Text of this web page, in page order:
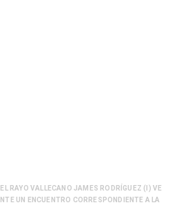
RAYO VALLECANO JAMES RODRÍGUEZ (I) VE
UN ENCUENTRO CORRESPONDIENTE A LA